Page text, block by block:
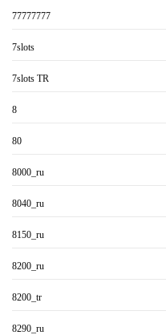
77777777
7slots
7slots TR
8
80
8000_ru
8040_ru
8150_ru
8200_ru
8200_tr
8290_ru